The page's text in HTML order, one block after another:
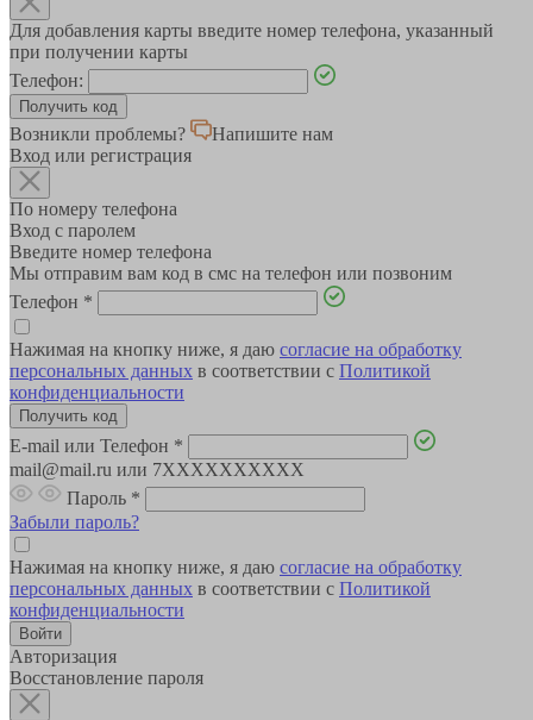
Для добавления карты введите номер телефона, указанный
при получении карты
Телефон:
Возникли проблемы?
Напишите нам
Вход или регистрация
По номеру телефона
Вход с паролем
Введите номер телефона
Мы отправим вам код в смс на телефон или позвоним
Телефон *
Нажимая на кнопку ниже, я даю согласие на обработку
персональных данных в соответствии с Политикой
конфиденциальности
E-mail или Телефон *
mail@mail.ru или 7XXXXXXXXXX
Пароль *
Забыли пароль?
Нажимая на кнопку ниже, я даю согласие на обработку
персональных данных в соответствии с Политикой
конфиденциальности
Авторизация
Восстановление пароля